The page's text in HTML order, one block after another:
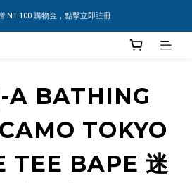
NT.100 購物金，點擊立即註冊
BATHING
TOKYO
TEE BAPE 迷